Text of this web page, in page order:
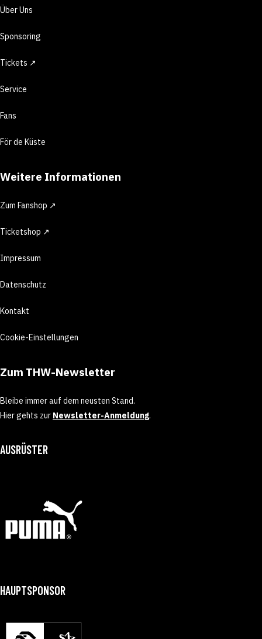
Über Uns
Sponsoring
Tickets ↗
Service
Fans
För de Küste
Weitere Informationen
Zum Fanshop ↗
Ticketshop ↗
Impressum
Datenschutz
Kontakt
Cookie-Einstellungen
Zum THW-Newsletter
Bleibe immer auf dem neusten Stand.
Hier gehts zur Newsletter-Anmeldung.
AUSRÜSTER
HAUPTSPONSOR